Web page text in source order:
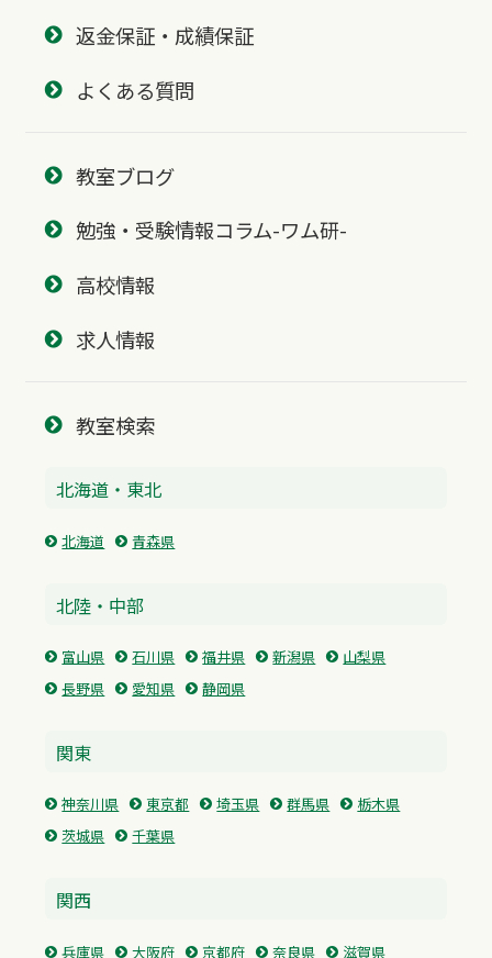
返金保証・成績保証
よくある質問
教室ブログ
勉強・受験情報コラム-ワム研-
高校情報
求人情報
教室検索
北海道・東北
北海道 青森県
北陸・中部
富山県 石川県 福井県 新潟県
山梨県
長野県
愛知県 静岡県
関東
神奈川県 東京都 埼玉県 群馬県
栃木県
茨城県
千葉県
関西
兵庫県 大阪府 京都府 奈良県
滋賀県